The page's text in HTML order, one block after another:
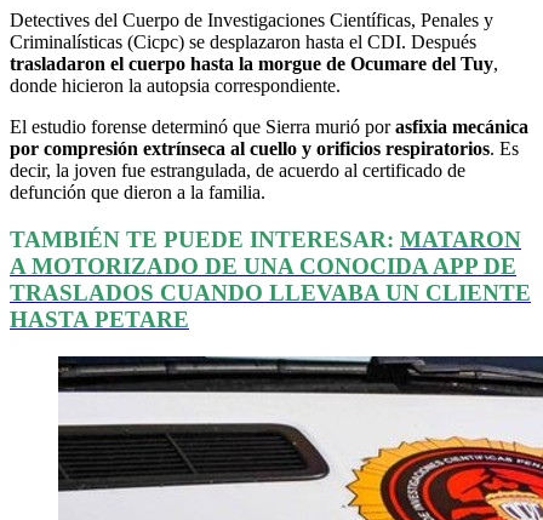
Detectives del Cuerpo de Investigaciones Científicas, Penales y
Criminalísticas (Cicpc) se desplazaron hasta el CDI. Después
trasladaron el cuerpo hasta la morgue de Ocumare del Tuy,
donde hicieron la autopsia correspondiente.
El estudio forense determinó que Sierra murió porasfixia mecánica
por compresión extrínseca al cuello y orificios respiratorios. Es
decir, la joven fue estrangulada, de acuerdo al certificado de
defunción que dieron a la familia.
TAMBIÉN TE PUEDE INTERESAR: MATARON
A MOTORIZADO DE UNA CONOCIDA APP DE
TRASLADOS CUANDO LLEVABA UN CLIENTE
HASTA PETARE